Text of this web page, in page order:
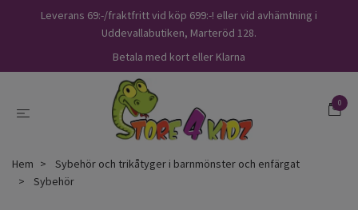
Leverans 69:-/fraktfritt vid köp 699:-! eller vid avhämtning i
Uddevallabutiken, Marteröd 128.
Betala med kort eller Klarna
0
Hem
Sybehör och trikåtyger i barnmönster och enfärgat
Sybehör